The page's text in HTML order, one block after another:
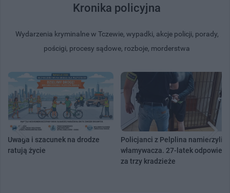
Kronika policyjna
Wydarzenia kryminalne w Tczewie, wypadki, akcje policji, porady,
pościgi, procesy sądowe, rozboje, morderstwa
Uwaga i szacunek na drodze
ratują życie
Policjanci z Pelplina namierzyli
włamywacza. 27-latek odpowie
za trzy kradzieże